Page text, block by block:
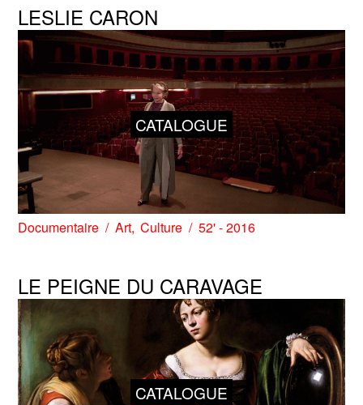
LESLIE CARON
CATALOGUE
Documentaire Art Culture 52' - 2016
LE PEIGNE DU CARAVAGE
CATALOGUE